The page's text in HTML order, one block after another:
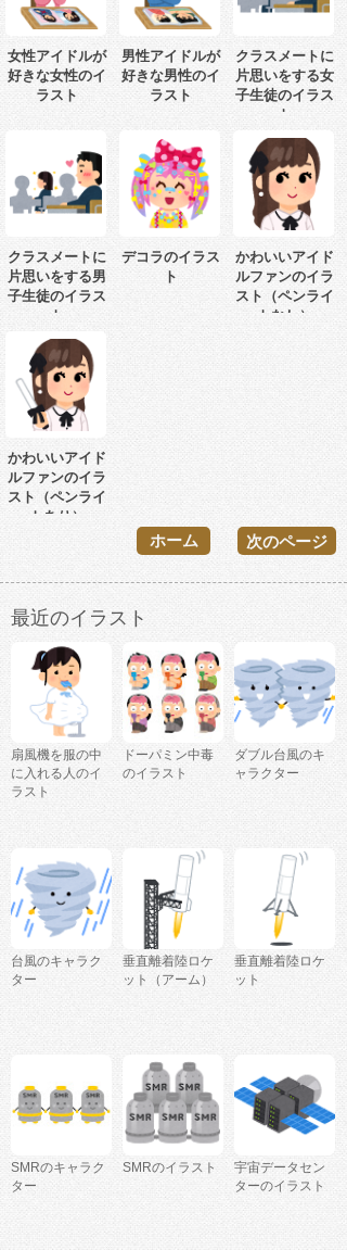
女性アイドルが
好きな女性のイ
ラスト
男性アイドルが
好きな男性のイ
ラスト
クラスメートに
片思いをする女
子生徒のイラス
ト
クラスメートに
片思いをする男
子生徒のイラス
ト
デコラのイラス
ト
かわいいアイド
ルファンのイラ
スト（ペンライ
トなし）
かわいいアイド
ルファンのイラ
スト（ペンライ
トあり）
次のページ
ホーム
最近のイラスト
扇風機を服の中
に入れる人のイ
ラスト
ドーパミン中毒
のイラスト
ダブル台風のキ
ャラクター
台風のキャラク
ター
垂直離着陸ロケ
ット（アーム）
垂直離着陸ロケ
ット
SMRのキャラク
ター
SMRのイラスト
宇宙データセン
ターのイラスト